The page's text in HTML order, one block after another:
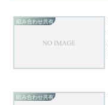
組み合わせ共有
組み合わせ共有